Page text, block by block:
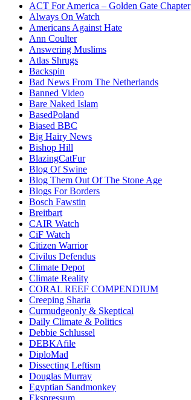
ACT For America – Golden Gate Chapter
Always On Watch
Americans Against Hate
Ann Coulter
Answering Muslims
Atlas Shrugs
Backspin
Bad News From The Netherlands
Banned Video
Bare Naked Islam
BasedPoland
Biased BBC
Big Hairy News
Bishop Hill
BlazingCatFur
Blog Of Swine
Blog Them Out Of The Stone Age
Blogs For Borders
Bosch Fawstin
Breitbart
CAIR Watch
CiF Watch
Citizen Warrior
Civilus Defendus
Climate Depot
Climate Reality
CORAL REEF COMPENDIUM
Creeping Sharia
Curmudgeonly & Skeptical
Daily Climate & Politics
Debbie Schlussel
DEBKAfile
DiploMad
Dissecting Leftism
Douglas Murray
Egyptian Sandmonkey